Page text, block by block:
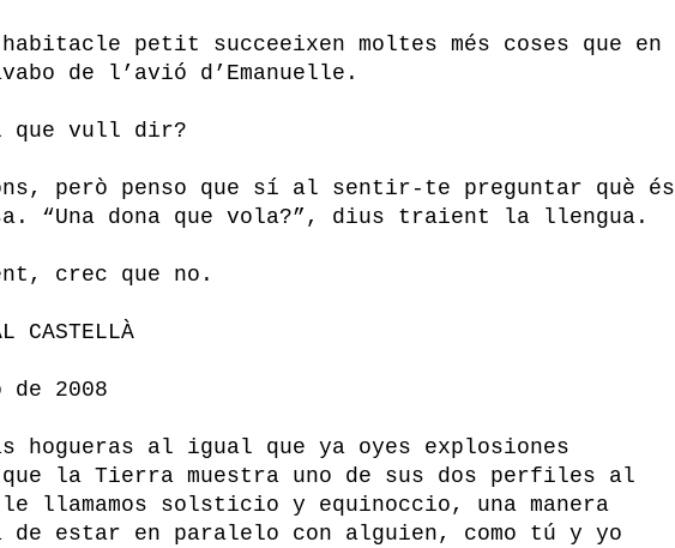
habitacle petit succeeixen moltes més coses que en
de l’avió d’Emanuelle.
que vull dir?
però penso que sí al sentir-te preguntar què és
“Una dona que vola?”, dius traient la llengua.
crec que no.
CASTELLÀ
2008
hogueras al igual que ya oyes explosiones
que la Tierra muestra uno de sus dos perfiles al
llamamos solsticio y equinoccio, una manera
de estar en paralelo con alguien, como tú y yo